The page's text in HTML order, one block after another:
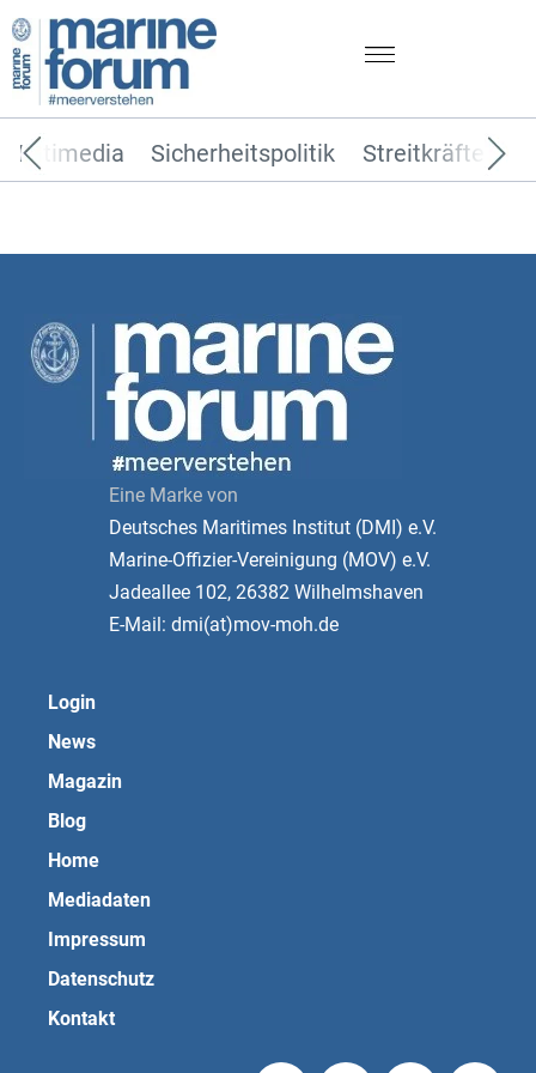
Sicherheitspolitik Streitkräfte
Multimedia
Eine Marke von
Deutsches Maritimes Institut (DMI) e.V.
Marine-Offizier-Vereinigung (MOV) e.V.
Jadeallee 102, 26382 Wilhelmshaven
E-Mail: dmi(at)mov-moh.de
Login
News
Magazin
Blog
Home
Mediadaten
Impressum
Datenschutz
Kontakt